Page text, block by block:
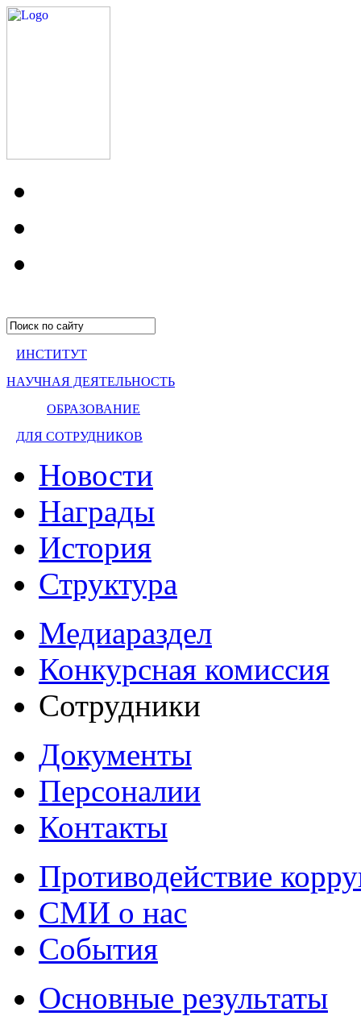
ИНСТИТУТ
НАУЧНАЯ ДЕЯТЕЛЬНОСТЬ
ОБРАЗОВАНИЕ
ДЛЯ СОТРУДНИКОВ
Новости
Награды
История
Структура
Медиараздел
Конкурсная комиссия
Сотрудники
Документы
Персоналии
Контакты
Противодействие
СМИ о нас
События
Основные результаты